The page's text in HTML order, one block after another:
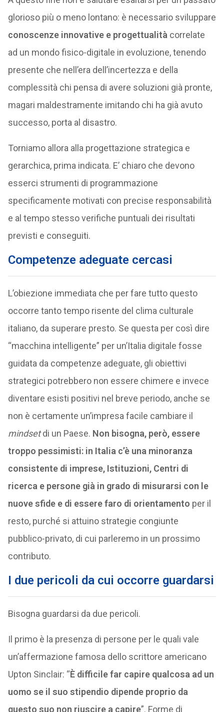
glorioso più o meno lontano: è necessario sviluppare
conoscenze innovative e progettualità correlate
ad un mondo fisico-digitale in evoluzione, tenendo
presente che nell’era dell’incertezza e della
complessità chi pensa di avere soluzioni già pronte,
magari maldestramente imitando chi ha già avuto
successo, porta al disastro.
Torniamo allora alla progettazione strategica e
gerarchica, prima indicata. E’ chiaro che devono
esserci strumenti di programmazione
specificamente motivati con precise responsabilità
e al tempo stesso verifiche puntuali dei risultati
previsti e conseguiti.
Competenze adeguate cercasi
L’obiezione immediata che per fare tutto questo
occorre tanto tempo risente del clima culturale
italiano, da superare presto. Se questa per così dire
“macchina intelligente” per un’Italia digitale fosse
guidata da competenze adeguate, gli obiettivi
strategici potrebbero non essere chimere e invece
diventare esisti positivi nel breve periodo, anche se
non è certamente un’impresa facile cambiare il
mindsetdi un Paese. Non bisogna, però, essere
troppo pessimisti: in Italia c’è una minoranza
consistente di imprese, Istituzioni, Centri di
ricerca e persone già in grado di misurarsi con le
nuove sfide e di essere faro di orientamento per il
resto, purché si attuino strategie congiunte
pubblico-privato, di cui parleremo in un prossimo
contributo.
I due pericoli da cui occorre guardarsi
Bisogna guardarsi da due pericoli.
Il primo è la presenza di persone per le quali vale
un’affermazione famosa dello scrittore americano
Upton Sinclair: “È difficile far capire qualcosa ad un
uomo se il suo stipendio dipende proprio da
questo suo non riuscire a capire”. Forme di